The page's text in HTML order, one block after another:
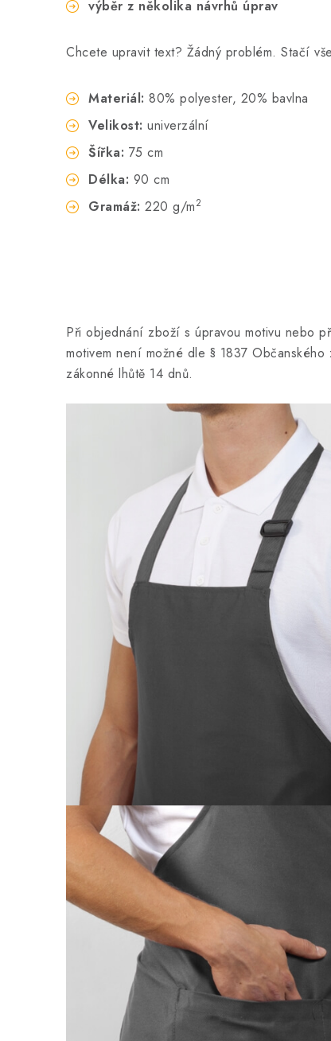
výběr z několika návrhů úprav
Chcete upravit text? Žádný problém. Stačí
Materiál: 80% polyester, 20% bavlna
Velikost: univerzální
Šířka: 75 cm
Délka: 90 cm
Gramáž: 220 g/m2
Při objednání zboží s úpravou motivu nebo
motivem není možné dle § 1837
zákonné lhůtě 14 dnů.